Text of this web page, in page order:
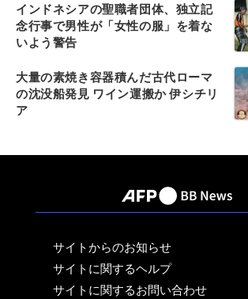
インドネシアの聖職者団体、独立記
念行事で男性が「女性の服」を着な
いよう警告
大量の素焼き容器積んだ古代ローマ
の沈没船発見 ワイン運搬か 伊シチリ
ア
サイトからのお知らせ
サイトに関するヘルプ
サイトに関するお問い合わせ